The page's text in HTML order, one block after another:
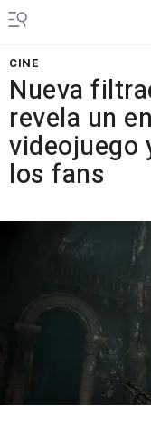
CINE
Nueva
revela un
videojuego
los fans